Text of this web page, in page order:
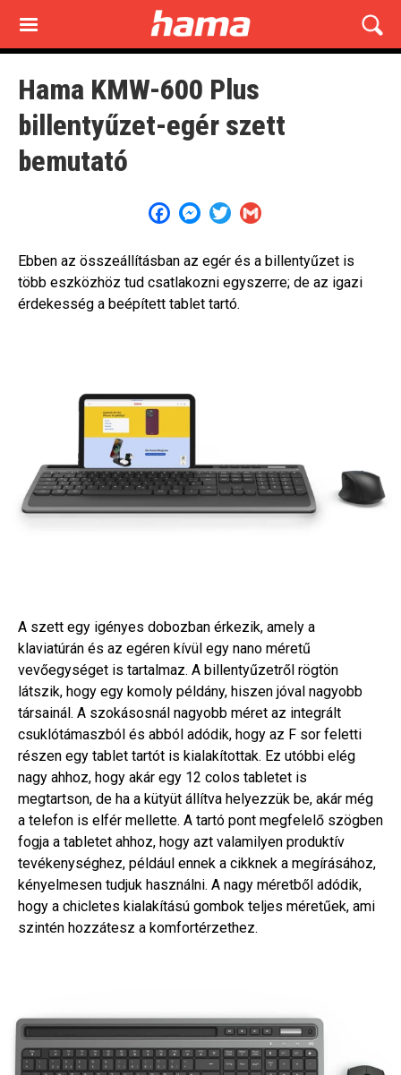
main
Hama KMW-600 Plus
billentyűzet-egér szett
bemutató
FacebookMessenger
Twitter
Ebben az összeállításban az egér és a billentyűzet is
több eszközhöz tud csatlakozni egyszerre; de az igazi
érdekesség a beépített tablet tartó.
A szett egy igényes dobozban érkezik, amely a
klaviatúrán és az egéren kívül egy nano méretű
vevőegységet is tartalmaz. A billentyűzetről rögtön
látszik, hogy egy komoly példány, hiszen jóval nagyobb
társainál. A szokásosnál nagyobb méret az integrált
csuklótámaszból és abból adódik, hogy az F sor feletti
részen egy tablet tartót is kialakítottak. Ez utóbbi elég
nagy ahhoz, hogy akár egy 12 colos tabletet is
megtartson, de ha a kütyüt állítva helyezzük be, akár még
a telefon is elfér mellette. A tartó pont megfelelő szögben
fogja a tabletet ahhoz, hogy azt valamilyen produktív
tevékenységhez, például ennek a cikknek a megírásához,
kényelmesen tudjuk használni. A nagy méretből adódik,
hogy a chicletes kialakítású gombok teljes méretűek, ami
szintén hozzátesz a komfortérzethez.